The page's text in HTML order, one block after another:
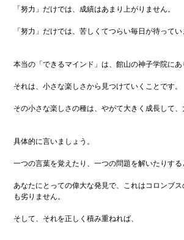
「努力」だけでは、成績はあまり上がりません。
「努力」だけでは、苦しくてつらい毎日が待ってい
本当の「できるマインド」は、館山の神子学院にあ
それは、小さな楽しさから見つけていくことです。
その小さな楽しさの種は、やがて大きく成長して、
具体的に言いましょう。
一つの言葉を覚えたり、一つの問題を解いたりす
あなたにとっての偉大な発見で、これはコロンブ
も劣りません。
そして、それを正しく積み重ねれば、